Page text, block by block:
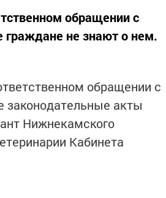
обращении с
граждане не знают о нем.
обращении с
законодательные акты
Нижнекамского
Кабинета